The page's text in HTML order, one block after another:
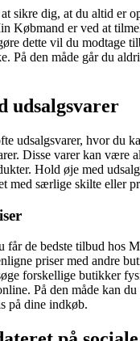
sikre dig, at du altid er
Købmand er ved at
dette vil du modtage
På den måde går du
udsalgsvarer
udsalgsvarer, hvor du
Disse varer kan være
Hold øje med
med særlige skilte eller
får de bedste tilbud hos
priser med andre
forskellige butikker
På den måde kan
på dine indkøb.